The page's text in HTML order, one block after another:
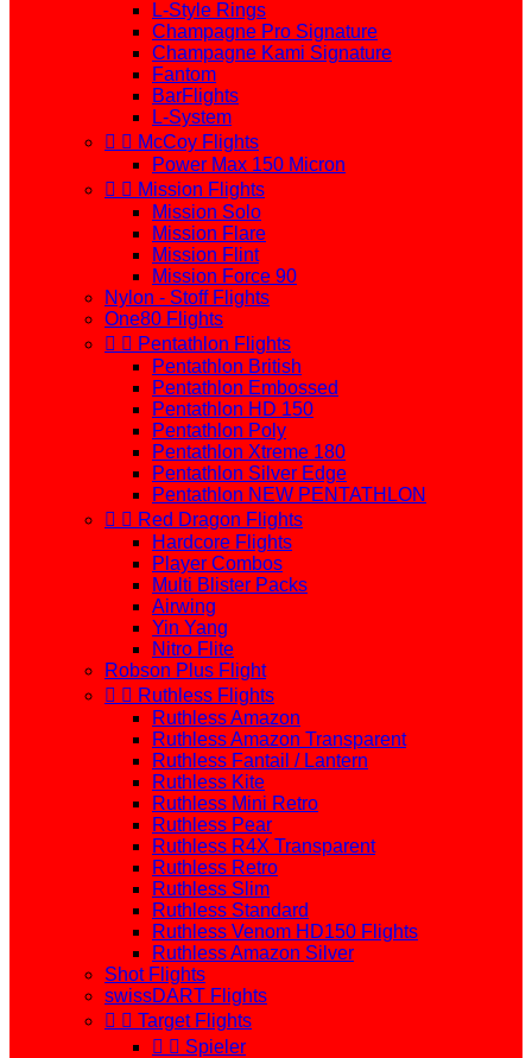
L-Style Rings
Champagne Pro Signature
Champagne Kami Signature
Fantom
BarFlights
L-System
  McCoy Flights
Power Max 150 Micron
  Mission Flights
Mission Solo
Mission Flare
Mission Flint
Mission Force 90
Nylon - Stoff Flights
One80 Flights
  Pentathlon Flights
Pentathlon British
Pentathlon Embossed
Pentathlon HD 150
Pentathlon Poly
Pentathlon Xtreme 180
Pentathlon Silver Edge
Pentathlon NEW PENTATHLON
  Red Dragon Flights
Hardcore Flights
Player Combos
Multi Blister Packs
Airwing
Yin Yang
Nitro Flite
Robson Plus Flight
  Ruthless Flights
Ruthless Amazon
Ruthless Amazon Transparent
Ruthless Fantail / Lantern
Ruthless Kite
Ruthless Mini Retro
Ruthless Pear
Ruthless R4X Transparent
Ruthless Retro
Ruthless Slim
Ruthless Standard
Ruthless Venom HD150 Flights
Ruthless Amazon Silver
Shot Flights
swissDART Flights
  Target Flights
  Spieler